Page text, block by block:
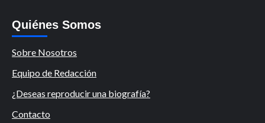
Quiénes Somos
Sobre Nosotros
Equipo de Redacción
¿Deseas reproducir una biografía?
Contacto